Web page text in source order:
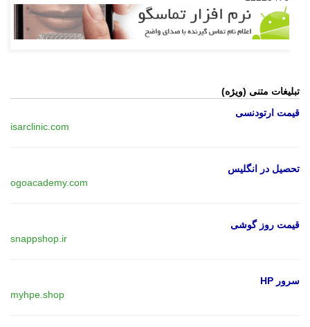
تبلیغات متنی (ویژه)
قیمت ارتودنسی
isarclinic.com
تحصیل در انگلیس
ogoacademy.com
قیمت روز گوشی
snappshop.ir
سرور HP
myhpe.shop